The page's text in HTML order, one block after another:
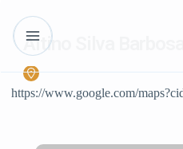
Altino Silva Barbosa
https://www.google.com/